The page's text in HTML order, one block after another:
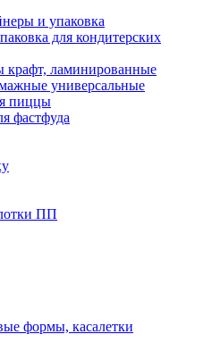
и упаковка
для кондитерских
крафт, ламинированные
универсальные
пиццы
фастфуда
ПП
формы, касалетки